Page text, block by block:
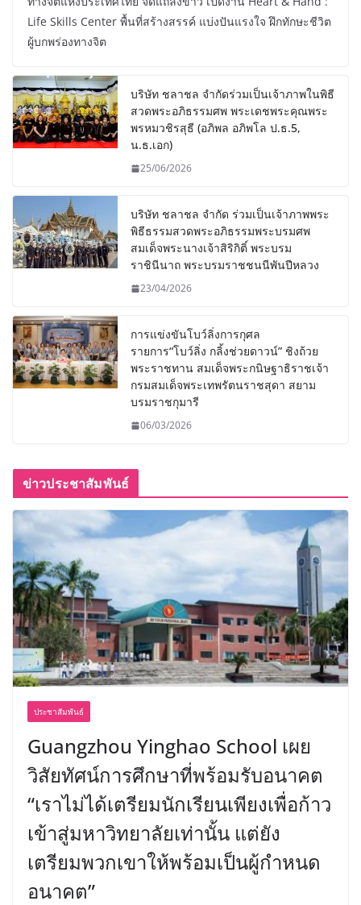
Life Skills Center พื้นที่สร้างสรรค์ แบ่งปันแรงใจ ฝึกทักษะชีวิต
ผู้บกพร่องทางจิต
บริษัท ชลาชล จำกัดร่วมเป็นเจ้าภาพในพิธี
สวดพระอภิธรรมศพ พระเดชพระคุณพระ
พรหมวชิรสุธี (อภิพล อภิพโล ป.ธ.5,
น.ธ.เอก)
25/06/2026
บริษัท ชลาชล จำกัด ร่วมเป็นเจ้าภาพพระ
พิธีธรรมสวดพระอภิธรรมพระบรมศพ
สมเด็จพระนางเจ้าสิริกิติ์ พระบรม
ราชินีนาถ พระบรมราชชนนีพันปีหลวง
23/04/2026
การแข่งขันโบว์ลิ่งการกุศล
รายการ“โบว์ลิ่ง กลิ้งช่วยดาวน์” ชิงถ้วย
พระราชทาน สมเด็จพระกนิษฐาธิราชเจ้า
กรมสมเด็จพระเทพรัตนราชสุดา สยาม
บรมราชกุมารี
06/03/2026
ข่าวประชาสัมพันธ์
ประชาสัมพันธ์
Guangzhou Yinghao School เผย
วิสัยทัศน์การศึกษาที่พร้อมรับอนาคต
“เราไม่ได้เตรียมนักเรียนเพียงเพื่อก้าว
เข้าสู่มหาวิทยาลัยเท่านั้น แต่ยัง
เตรียมพวกเขาให้พร้อมเป็นผู้กำหนด
อนาคต”